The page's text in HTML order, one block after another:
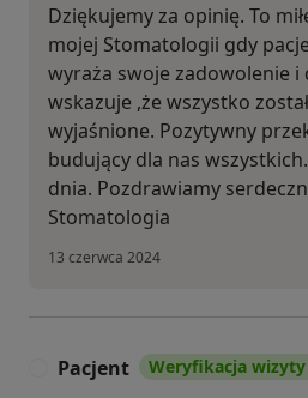
Dziękujemy za opinię. To
mojej Stomatologii gdy
wyraża swoje zadowolenie
wskazuje ,że wszystko
wyjaśnione. Pozytywny
budujący dla nas
dnia. Pozdrawiamy
Stomatologia
13 czerwca 2024
Pacjent Weryfikacja wizyty